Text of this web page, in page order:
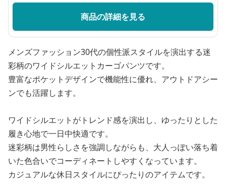
商品の詳細を見る
メンズファッション30代の個性派スタイルを演出する迷
彩柄のワイドシルエットカーゴパンツです。
豊富なポケットデザインで機能性に優れ、アウトドアシー
ンでも活躍します。
ワイドシルエットがトレンド感を演出し、ゆったりとした
履き心地で一日中快適です。
迷彩柄は男性らしさを強調しながらも、大人っぽい落ち着
いた色合いでコーディネートしやすくなっています。
カジュアルな休日スタイルにぴったりのアイテムです。